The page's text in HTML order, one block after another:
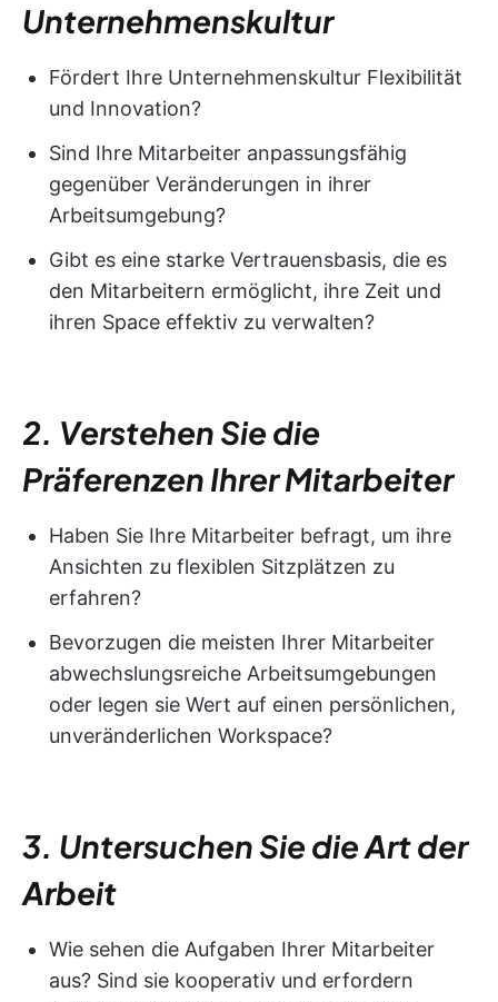
Unternehmenskultur
Fördert Ihre Unternehmenskultur Flexibilität
und Innovation?
Sind Ihre Mitarbeiter anpassungsfähig
gegenüber Veränderungen in ihrer
Arbeitsumgebung?
Gibt es eine starke Vertrauensbasis, die es
den Mitarbeitern ermöglicht, ihre Zeit und
ihren Space effektiv zu verwalten?
2. Verstehen Sie die
Präferenzen Ihrer Mitarbeiter
Haben Sie Ihre Mitarbeiter befragt, um ihre
Ansichten zu flexiblen Sitzplätzen zu
erfahren?
Bevorzugen die meisten Ihrer Mitarbeiter
abwechslungsreiche Arbeitsumgebungen
oder legen sie Wert auf einen persönlichen,
unveränderlichen Workspace?
3. Untersuchen Sie die Art der
Arbeit
Wie sehen die Aufgaben Ihrer Mitarbeiter
aus? Sind sie kooperativ und erfordern